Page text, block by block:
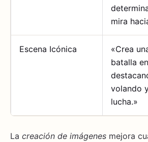
mira
Escena Icónica
«Crea
batalla
volando
lucha.»
La creación de imágenes mejora